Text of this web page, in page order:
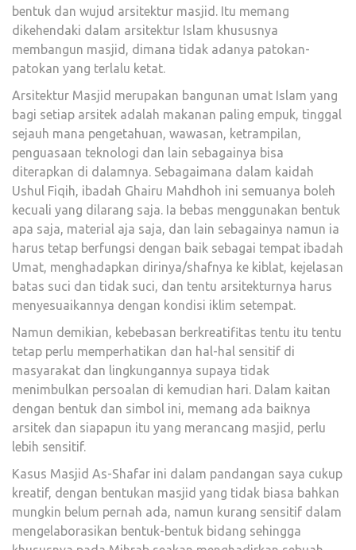
bentuk dan wujud arsitektur masjid. Itu memang
dikehendaki dalam arsitektur Islam khususnya
membangun masjid, dimana tidak adanya patokan-
patokan yang terlalu ketat.
Arsitektur Masjid merupakan bangunan umat Islam yang
bagi setiap arsitek adalah makanan paling empuk, tinggal
sejauh mana pengetahuan, wawasan, ketrampilan,
penguasaan teknologi dan lain sebagainya bisa
diterapkan di dalamnya. Sebagaimana dalam kaidah
Ushul Fiqih, ibadah Ghairu Mahdhoh ini semuanya boleh
kecuali yang dilarang saja. Ia bebas menggunakan bentuk
apa saja, material aja saja, dan lain sebagainya namun ia
harus tetap berfungsi dengan baik sebagai tempat ibadah
Umat, menghadapkan dirinya/shafnya ke kiblat, kejelasan
batas suci dan tidak suci, dan tentu arsitekturnya harus
menyesuaikannya dengan kondisi iklim setempat.
Namun demikian, kebebasan berkreatifitas tentu itu tentu
tetap perlu memperhatikan dan hal-hal sensitif di
masyarakat dan lingkungannya supaya tidak
menimbulkan persoalan di kemudian hari. Dalam kaitan
dengan bentuk dan simbol ini, memang ada baiknya
arsitek dan siapapun itu yang merancang masjid, perlu
lebih sensitif.
Kasus Masjid As-Shafar ini dalam pandangan saya cukup
kreatif, dengan bentukan masjid yang tidak biasa bahkan
mungkin belum pernah ada, namun kurang sensitif dalam
mengelaborasikan bentuk-bentuk bidang sehingga